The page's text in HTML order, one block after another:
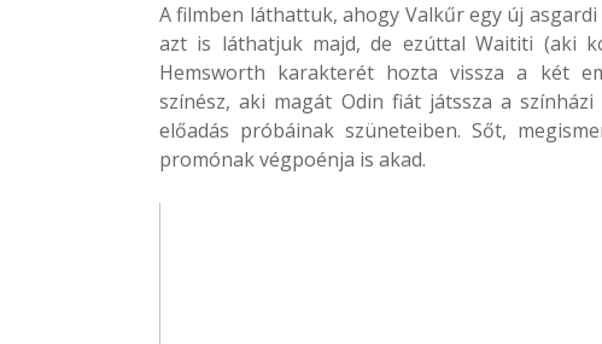
A filmben láthattuk, ahogy Valkűr egy új
azt is láthatjuk majd, de ezúttal Waititi (aki
Hemsworth karakterét hozta vissza a két
színész, aki magát Odin fiát játssza a
előadás próbáinak szüneteiben. Sőt,
promónak végpoénja is akad.